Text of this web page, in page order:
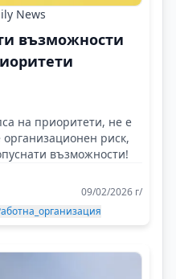
News
възможности
на приоритети, не е
риск,
възможности!
09/02/2026 г/